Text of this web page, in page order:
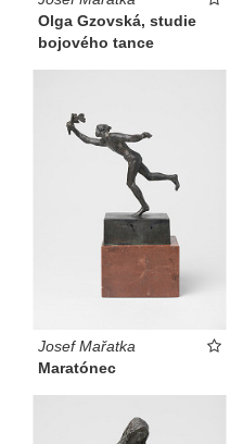
Olga Gzovská, studie
bojového tance
Josef Mařatka
Maratónec